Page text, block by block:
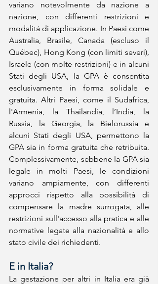
variano notevolmente da nazione a
nazione, con differenti restrizioni e
modalità di applicazione. In Paesi come
Australia, Brasile, Canada (escluso il
Québec), Hong Kong (con limiti severi),
Israele (con molte restrizioni) e in alcuni
Stati degli USA, la GPA è consentita
esclusivamente in forma solidale e
gratuita. Altri Paesi, come il Sudafrica,
l'Armenia, la Thailandia, l’India, la
Russia, la Georgia, la Bielorussia e
alcuni Stati degli USA, permettono la
GPA sia in forma gratuita che retribuita.
Complessivamente, sebbene la GPA sia
legale in molti Paesi, le condizioni
variano ampiamente, con differenti
approcci rispetto alla possibilità di
compensare la madre surrogata, alle
restrizioni sull'accesso alla pratica e alle
normative legate alla nazionalità e allo
stato civile dei richiedenti.
E in Italia?
La gestazione per altri in Italia era già